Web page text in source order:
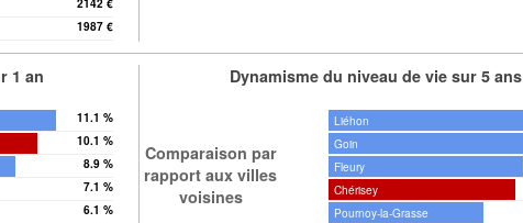
2142 €
1987 €
1 an
11.1 %
10.1 %
8.9 %
7.1 %
6.1 %
Dynamisme du niveau de vie sur 5 ans
Comparaison par
rapport aux villes
voisines
Liéhon
Goin
Fleury
Chérisey
Pournoy-la-Grasse